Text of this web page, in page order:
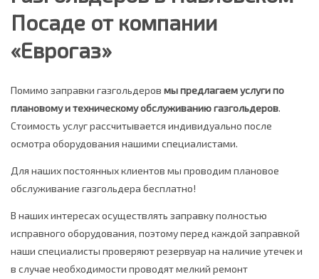
Посаде от компании
«Еврогаз»
Помимо заправки газгольдеров мы предлагаем услуги по
плановому и техническому обслуживанию газгольдеров.
Стоимость услуг рассчитывается индивидуально после
осмотра оборудования нашими специалистами.
Для наших постоянных клиентов мы проводим плановое
обслуживание газгольдера бесплатно!
В наших интересах осуществлять заправку полностью
исправного оборудования, поэтому перед каждой заправкой
наши специалисты проверяют резервуар на наличие утечек и
в случае необходимости проводят мелкий ремонт